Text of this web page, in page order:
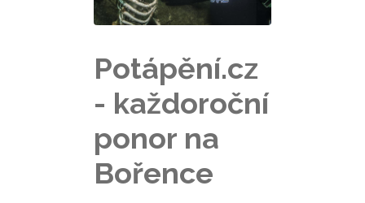
Potápění.cz
- každoroční
ponor na
Bořence